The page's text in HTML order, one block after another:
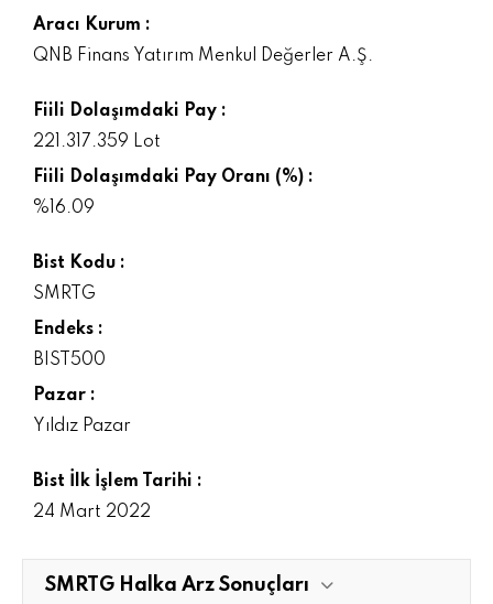
Aracı Kurum :
QNB Finans Yatırım Menkul Değerler A.Ş.
Fiili Dolaşımdaki Pay :
221.317.359 Lot
Fiili Dolaşımdaki Pay Oranı (%) :
%16.09
Bist Kodu :
SMRTG
Endeks :
BIST500
Pazar :
Yıldız Pazar
Bist İlk İşlem Tarihi :
24 Mart 2022
SMRTG Halka Arz Sonuçları